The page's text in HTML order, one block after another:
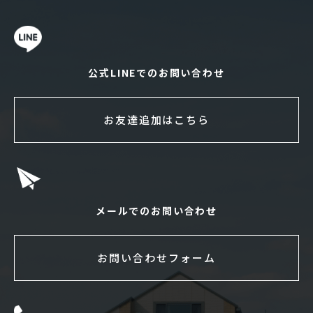
公式LINEでのお問い合わせ
お友達追加はこちら
メールでのお問い合わせ
お問い合わせフォーム